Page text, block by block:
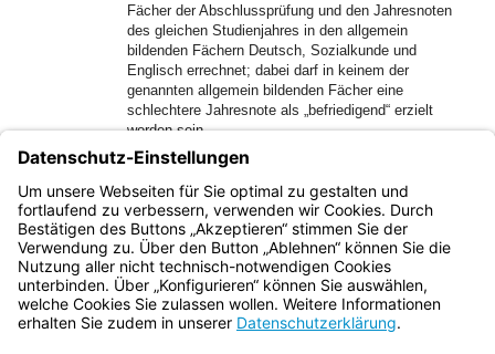
Fächer der Abschlussprüfung und den Jahresnoten
des gleichen Studienjahres in den allgemein
bildenden Fächern Deutsch, Sozialkunde und
Englisch errechnet; dabei darf in keinem der
genannten allgemein bildenden Fächer eine
schlechtere Jahresnote als „befriedigend“ erzielt
worden sein.
(2) Der Erwerb der fachgebundenen Hochschulreife wird
durch eine Urkunde bestätigt, die vom Staatsministerium
ausgestellt wird.
Bayern.de
BayernPortal